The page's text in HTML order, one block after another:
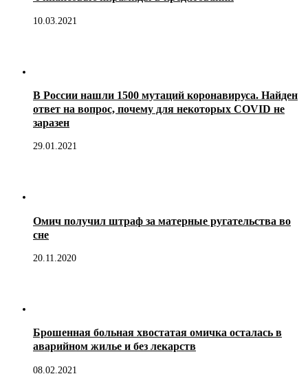
10.03.2021
В России нашли 1500 мутаций коронавируса. Найден
ответ на вопрос, почему для некоторых COVID не
заразен
29.01.2021
Омич получил штраф за матерные ругательства во
сне
20.11.2020
Брошенная больная хвостатая омичка осталась в
аварийном жилье и без лекарств
08.02.2021